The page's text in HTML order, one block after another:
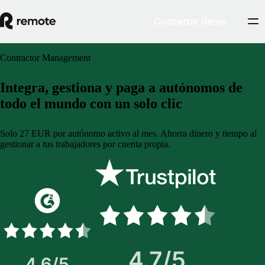
Contractor Management
Integra, gestiona y paga a autónomos de
todo el mundo con un solo clic
Solo 27 EUR por autónomo activo al mes. Ahorra dinero y tiempo al
gestionar a tus trabajadores por cuenta propia.